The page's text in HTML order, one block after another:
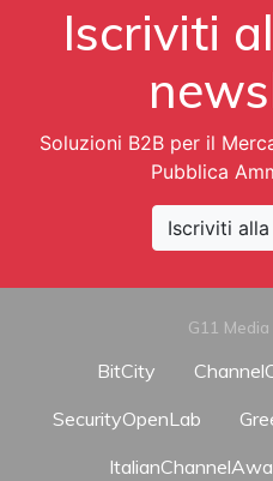
Iscriviti
Soluzioni B2B per il
Pubblica
Iscriviti
G11
BitCity
SecurityOpenLab